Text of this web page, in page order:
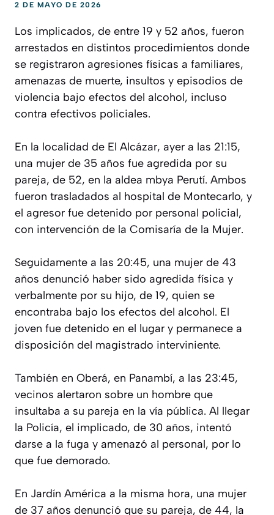
2 DE MAYO DE 2026
Los implicados, de entre 19 y 52 años, fueron
arrestados en distintos procedimientos donde
se registraron agresiones físicas a familiares,
amenazas de muerte, insultos y episodios de
violencia bajo efectos del alcohol, incluso
contra efectivos policiales.
En la localidad de El Alcázar, ayer a las 21:15,
una mujer de 35 años fue agredida por su
pareja, de 52, en la aldea mbya Perutí. Ambos
fueron trasladados al hospital de Montecarlo, y
el agresor fue detenido por personal policial,
con intervención de la Comisaría de la Mujer.
Seguidamente a las 20:45, una mujer de 43
años denunció haber sido agredida física y
verbalmente por su hijo, de 19, quien se
encontraba bajo los efectos del alcohol. El
joven fue detenido en el lugar y permanece a
disposición del magistrado interviniente.
También en Oberá, en Panambí, a las 23:45,
vecinos alertaron sobre un hombre que
insultaba a su pareja en la vía pública. Al llegar
la Policía, el implicado, de 30 años, intentó
darse a la fuga y amenazó al personal, por lo
que fue demorado.
En Jardín América a la misma hora, una mujer
de 37 años denunció que su pareja, de 44, la